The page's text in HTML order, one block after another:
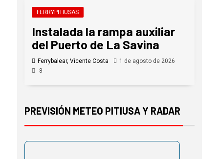
FERRYPITIUSAS
Instalada la rampa auxiliar
del Puerto de La Savina
Ferrybalear, Vicente Costa
1 de agosto de 2026
8
PREVISIÓN METEO PITIUSA Y RADAR